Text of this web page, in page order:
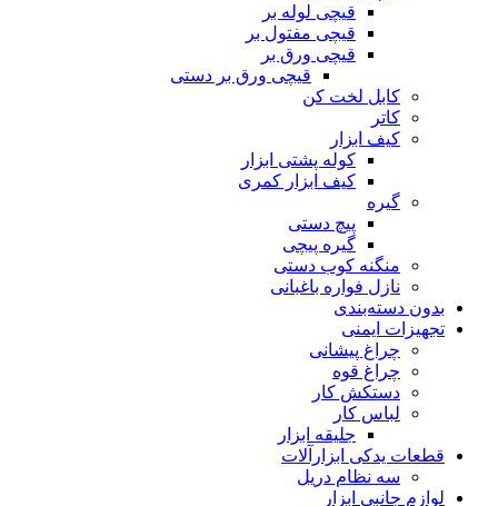
قیچی لوله بر
قیچی مفتول بر
قیچی ورق بر
قیچی ورق بر دستی
کابل لخت کن
کاتر
کیف ابزار
کوله پشتی ابزار
کیف ابزار کمری
گیره
پیچ دستی
گیره پیچی
منگنه کوب دستی
نازل فواره باغبانی
بدون دسته‌بندی
تجهیزات ایمنی
چراغ پیشانی
چراغ قوه
دستکش کار
لباس کار
جلیقه ابزار
قطعات یدکی ابزارآلات
سه نظام دریل
لوازم جانبی ابزار